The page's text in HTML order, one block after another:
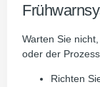
Warten Sie
oder der
Richten